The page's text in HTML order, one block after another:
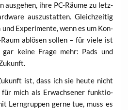
aus­ge­hen, ihre PC-Räu­me zu letz­
aus­zu­stat­ten. Gleich­zei­tig
Expe­ri­men­te, wenn es um Kon­
ablö­sen sol­len – für vie­le ist
kei­ne Fra­ge mehr: Pads und
ist, dass ich sie heu­te nicht
mich als Erwach­se­ner funk­tio­
Lern­grup­pen ger­ne tue, muss es